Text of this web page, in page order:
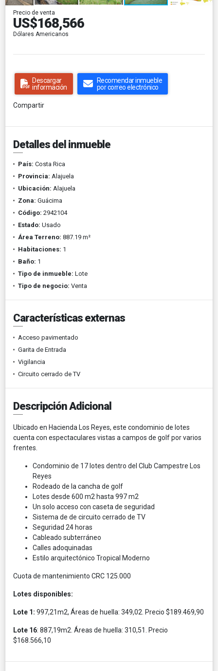
Precio de venta
US$168,566
Dólares Americanos
Descargar
información
Recomendar inmueble
por correo electrónico
Compartir
Detalles del inmueble
País: Costa Rica
Provincia: Alajuela
Ubicación: Alajuela
Zona: Guácima
Código: 2942104
Estado: Usado
Área Terreno: 887.19 m²
Habitaciones: 1
Baño: 1
Tipo de inmueble: Lote
Tipo de negocio: Venta
Características externas
Acceso pavimentado
Garita de Entrada
Vigilancia
Circuito cerrado de TV
Descripción Adicional
Ubicado en Hacienda Los Reyes, este condominio de lotes
cuenta con espectaculares vistas a campos de golf por varios
frentes.
Condominio de 17 lotes dentro del Club Campestre Los
Reyes
Rodeado de la cancha de golf
Lotes desde 600 m2 hasta 997 m2
Un solo acceso con caseta de seguridad
Sistema de de circuito cerrado de TV
Seguridad 24 horas
Cableado subterráneo
Calles adoquinadas
Estilo arquitectónico Tropical Moderno
Cuota de mantenimiento CRC 125.000
Lotes disponibles:
Lote 1: 997,21m2, Áreas de huella: 349,02. Precio $189.469,90
Lote 16: 887,19m2. Áreas de huella: 310,51. Precio
$168.566,10